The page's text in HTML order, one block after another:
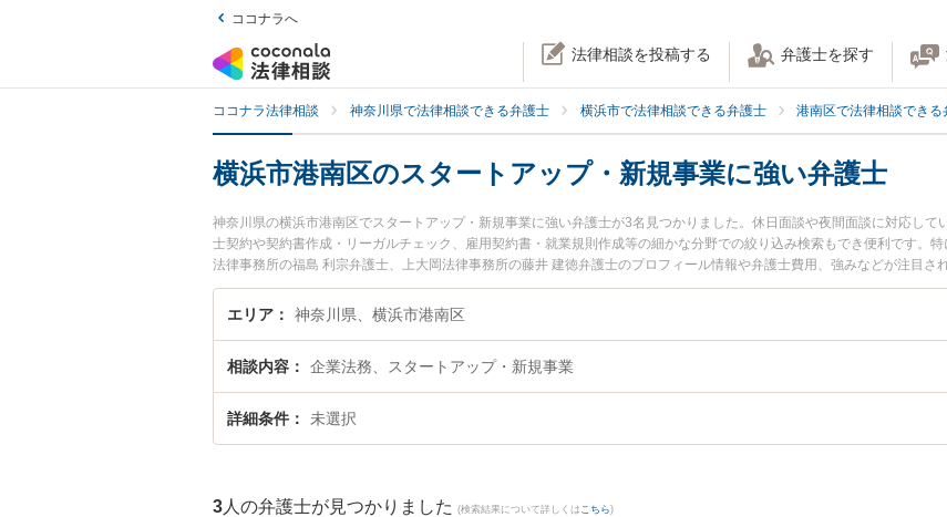
ココナラへ
法律相談を投稿する 弁護士を探す
ココナラ法律相談 神奈川県で法律相談できる弁護士 横浜市で法律相談できる弁護士 港南区で法律相談できる
横浜市港南区のスタートアップ・新規事業に強い弁護士
神奈川県の横浜市港南区でスタートアップ・新規事業に強い弁護士が3名見つかりました。休日面談や夜間面談に対応し
士契約や契約書作成・リーガルチェック、雇用契約書・就業規則作成等の細かな分野での絞り込み検索もでき便利です。
法律事務所の福島 利宗弁護士、上大岡法律事務所の藤井 建徳弁護士のプロフィール情報や弁護士費用、強みなどが注目さ
タートアップ・新規事業のトラブルを今すぐに弁護士に相談したい』『スタートアップ・新規事業のトラブル解決の実績
ートアップ・新規事業を法律相談できる横浜市港南区内の弁護士に相談予約したい』などでお困りの相談者さんにおすすめ
エリア 神奈川県、横浜市港南区
相談内容 企業法務、スタートアップ・新規事業
詳細条件 未選択
3 人の弁護士が見つかりました (検索結果について詳しくは こちら)